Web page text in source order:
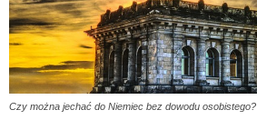
Czy można jechać do Niemiec bez dowodu osobistego?